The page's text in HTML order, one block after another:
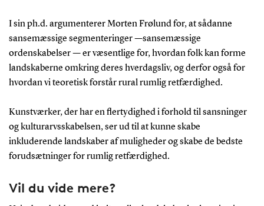
I sin ph.d. argumenterer Morten Frølund for, at sådanne
sansemæssige segmenteringer —sansemæssige
ordenskabelser — er væsentlige for, hvordan folk kan forme
landskaberne omkring deres hverdagsliv, og derfor også for
hvordan vi teoretisk forstår rural rumlig retfærdighed.
Kunstværker, der har en flertydighed i forhold til sansninger
og kulturarvsskabelsen, ser ud til at kunne skabe
inkluderende landskaber af muligheder og skabe de bedste
forudsætninger for rumlig retfærdighed.
Vil du vide mere?